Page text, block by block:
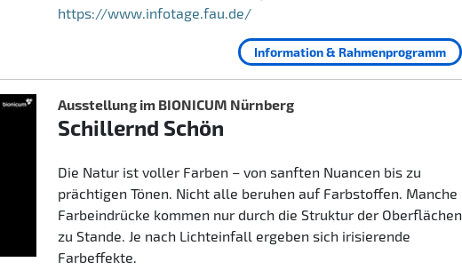
https://www.infotage.fau.de/
Information & Rahmenprogramm
Ausstellung im BIONICUM Nürnberg
Schillernd Schön
Die Natur ist voller Farben – von sanften Nuancen bis zu
prächtigen Tönen. Nicht alle beruhen auf Farbstoffen. Manche
Farbeindrücke kommen nur durch die Struktur der Oberflächen
zu Stande. Je nach Lichteinfall ergeben sich irisierende
Farbeffekte.